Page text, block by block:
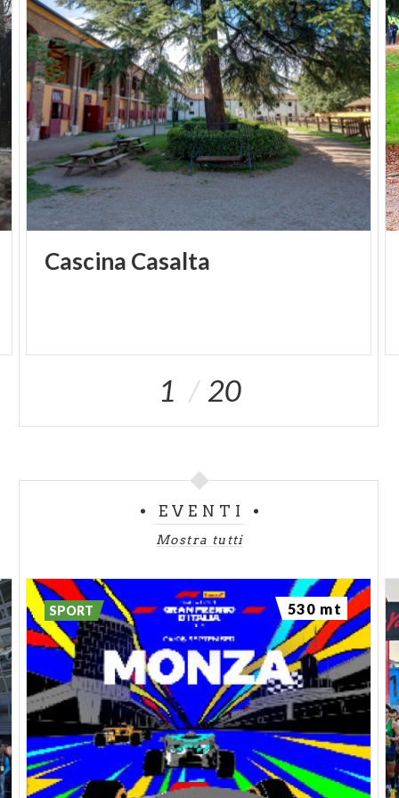
Cascina Casalta
1 20
EVENTI
Mostra tutti
SPORT 530 mt